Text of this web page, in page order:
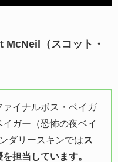
McNeil（スコット・
イナルボス・ベイガ
ガー（恐怖の夜ベイ
ダリースキンではス
担当しています。